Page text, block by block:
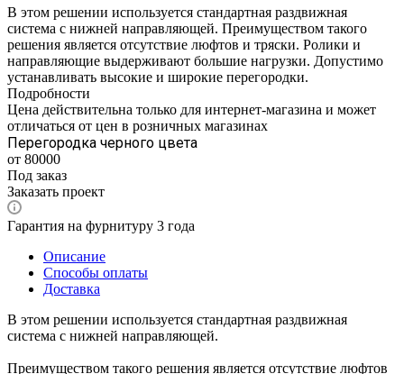
В этом решении используется стандартная раздвижная
система с нижней направляющей. Преимуществом такого
решения является отсутствие люфтов и тряски. Ролики и
направляющие выдерживают большие нагрузки. Допустимо
устанавливать высокие и широкие перегородки.
Подробности
Цена действительна только для интернет-магазина и может
отличаться от цен в розничных магазинах
Перегородка черного цвета
от 80000
Под заказ
Заказать проект
Гарантия на фурнитуру 3 года
Описание
Способы оплаты
Доставка
В этом решении используется стандартная раздвижная
система с нижней направляющей.
Преимуществом такого решения является отсутствие люфтов